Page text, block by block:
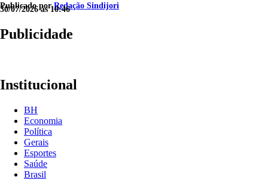
Publicado porRedação Sindijori
30/07/2026 às 10:46
Publicidade
Institucional
BH
Economia
Política
Gerais
Esportes
Saúde
Brasil